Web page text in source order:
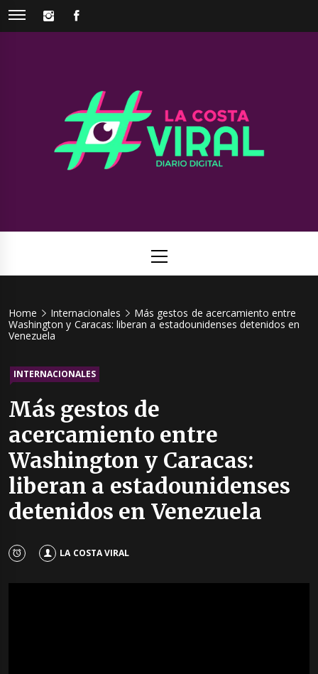
Skip
INSTAGRAM
Viral
Menu
Home Internacionales
Más gestos de acercamiento entre
Washington y Caracas: liberan a estadounidenses detenidos en
Venezuela
INTERNACIONALES
Más gestos de
acercamiento entre
Washington y Caracas:
liberan a estadounidenses
detenidos en Venezuela
LA COSTA VIRAL